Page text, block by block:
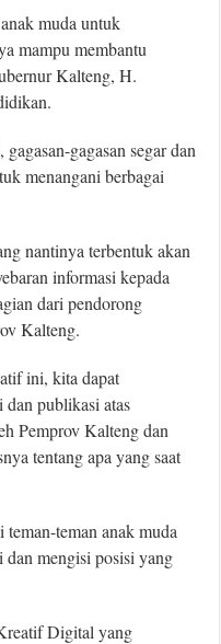
muda untuk
mampu membantu
Kalteng, H.
gagasan segar dan
menangani berbagai
nantinya terbentuk akan
informasi kepada
dari pendorong
Kalteng.
ini, kita dapat
dan publikasi atas
Pemprov Kalteng dan
tentang apa yang saat
teman anak muda
mengisi posisi yang
Digital yang